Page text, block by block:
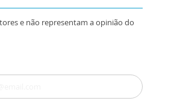
e não representam a opinião do